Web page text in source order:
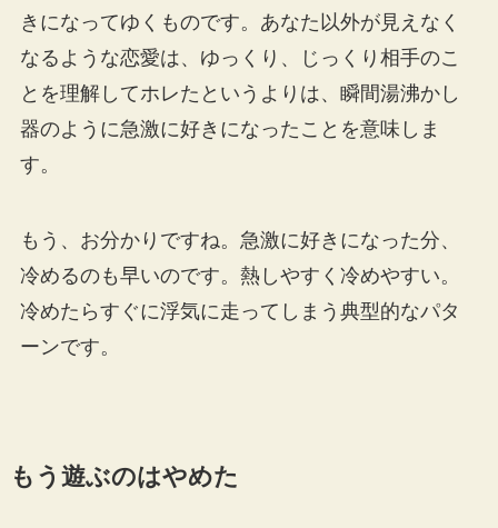
きになってゆくものです。あなた以外が見えなく
なるような恋愛は、ゆっくり、じっくり相手のこ
とを理解してホレたというよりは、瞬間湯沸かし
器のように急激に好きになったことを意味しま
す。
もう、お分かりですね。急激に好きになった分、
冷めるのも早いのです。熱しやすく冷めやすい。
冷めたらすぐに浮気に走ってしまう典型的なパタ
ーンです。
もう遊ぶのはやめた